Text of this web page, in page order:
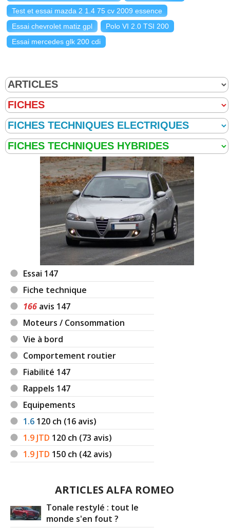
Test et essai mazda 2 1.4 75 cv 2009 essence
Essai chevrolet matiz gpl
Polo VI 2.0 TSI 200
Essai mercedes glk 200 cdi
Essai 147
Fiche technique
166 avis 147
Moteurs / Consommation
Vie à bord
Comportement routier
Fiabilité 147
Rappels 147
Equipements
1.6 120 ch (16 avis)
1.9 JTD 120 ch (73 avis)
1.9 JTD 150 ch (42 avis)
ARTICLES ALFA ROMEO
Tonale restylé : tout le
monde s'en fout ?